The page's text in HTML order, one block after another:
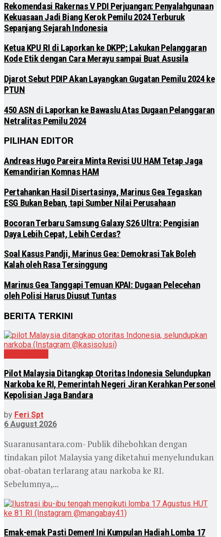
Rekomendasi Rakernas V PDI Perjuangan: Penyalahgunaan
Kekuasaan Jadi Biang Kerok Pemilu 2024 Terburuk
Sepanjang Sejarah Indonesia
Ketua KPU RI di Laporkan ke DKPP; Lakukan Pelanggaran
Kode Etik dengan Cara Merayu sampai Buat Asusila
Djarot Sebut PDIP Akan Layangkan Gugatan Pemilu 2024 ke
PTUN
450 ASN di Laporkan ke Bawaslu Atas Dugaan Pelanggaran
Netralitas Pemilu 2024
PILIHAN EDITOR
Andreas Hugo Pareira Minta Revisi UU HAM Tetap Jaga
Kemandirian Komnas HAM
Pertahankan Hasil Disertasinya, Marinus Gea Tegaskan
ESG Bukan Beban, tapi Sumber Nilai Perusahaan
Bocoran Terbaru Samsung Galaxy S26 Ultra: Pengisian
Daya Lebih Cepat, Lebih Cerdas?
Soal Kasus Pandji, Marinus Gea: Demokrasi Tak Boleh
Kalah oleh Rasa Tersinggung
Marinus Gea Tanggapi Temuan KPAI: Dugaan Pelecehan
oleh Polisi Harus Diusut Tuntas
BERITA TERKINI
Pilot Malaysia Ditangkap Otoritas Indonesia Selundupkan
Narkoba ke RI, Pemerintah Negeri Jiran Kerahkan Personel
Kepolisian Jaga Bandara
by Feri Spt
6 August 2026
Suaranusantara.com- Publik dihebohkan dengan
tindakan pilot Malaysia yang diketahui menyelundukan
obat-obatan terlarang atau narkoba ke RI.
Sebelumnya,...
Emak-emak Pasti Demen! Ini Kumpulan Hadiah Lomba 17